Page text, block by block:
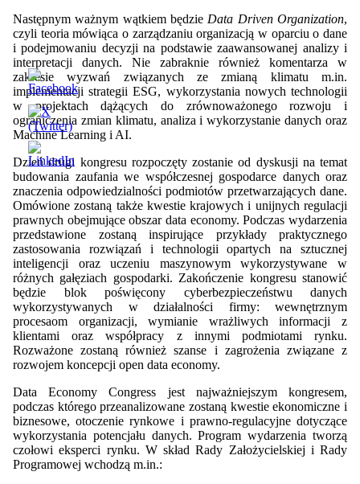
Następnym ważnym wątkiem będzie Data Driven Organization,
czyli teoria mówiąca o zarządzaniu organizacją w oparciu o dane
i podejmowaniu decyzji na podstawie zaawansowanej analizy i
interpretacji danych. Nie zabraknie również komentarza w
zakresie wyzwań związanych ze zmianą klimatu m.in.
implementacji strategii ESG, wykorzystania nowych technologii
w projektach dążących do zrównoważonego rozwoju i
ograniczenia zmian klimatu, analiza i wykorzystanie danych oraz
Machine Learning i AI.
Dzień drugi kongresu rozpoczęty zostanie od dyskusji na temat
budowania zaufania we współczesnej gospodarce danych oraz
znaczenia odpowiedzialności podmiotów przetwarzających dane.
Omówione zostaną także kwestie krajowych i unijnych regulacji
prawnych obejmujące obszar data economy. Podczas wydarzenia
przedstawione zostaną inspirujące przykłady praktycznego
zastosowania rozwiązań i technologii opartych na sztucznej
inteligencji oraz uczeniu maszynowym wykorzystywane w
różnych gałęziach gospodarki. Zakończenie kongresu stanowić
będzie blok poświęcony cyberbezpieczeństwu danych
wykorzystywanych w działalności firmy: wewnętrznym
procesaom organizacji, wymianie wrażliwych informacji z
klientami oraz współpracy z innymi podmiotami rynku.
Rozważone zostaną również szanse i zagrożenia związane z
rozwojem koncepcji open data economy.
Data Economy Congress jest najważniejszym kongresem,
podczas którego przeanalizowane zostaną kwestie ekonomiczne i
biznesowe, otoczenie rynkowe i prawno-regulacyjne dotyczące
wykorzystania potencjału danych. Program wydarzenia tworzą
czołowi eksperci rynku. W skład Rady Założycielskiej i Rady
Programowej wchodzą m.in.: